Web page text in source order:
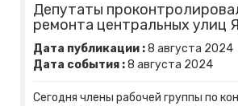
Депутаты
ремонта центральных улиц
Дата публикации :8 августа 2024
Дата события :8 августа 2024
Сегодня члены рабочей группы по